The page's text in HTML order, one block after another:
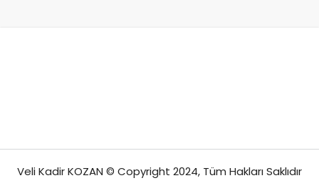
Veli Kadir KOZAN © Copyright 2024, Tüm Hakları Saklıdır